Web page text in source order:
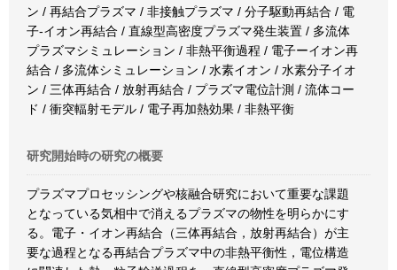
ン / 再結合プラズマ / 非接触プラズマ / 分子駆動再結合 / 電
子-イオン再結合 / 直線型高密度プラズマ発生装置 / 多流体
プラズマシミュレーション / 非熱平衡過程 / 電子ーイオン再
結合 / 多流体シミュレーション / 水素イオン / 水素分子イオ
ン / 三体再結合 / 放射再結合 / プラズマ電位計測 / 流体コー
ド / 衝突輻射モデル / 電子再加熱効果 / 非熱平衡
研究開始時の研究の概要
プラズマプロセッシングや核融合研究において重要な課題
となっている気相中で消えるプラズマの物性を明らかにす
る。電子・イオン再結合（三体再結合，放射再結合）が主
要な過程となる再結合プラズマ中の非熱平衡性，電位構造